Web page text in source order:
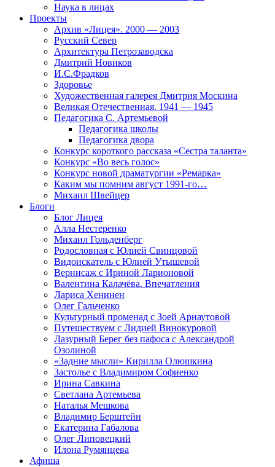
Наука в лицах
Проекты
Архив «Лицея». 2000 — 2003
Русский Север
Архитектура Петрозаводска
Дмитрий Новиков
И.С.Фрадков
Здоровье
Художественная галерея Дмитрия Москина
Великая Отечественная. 1941 — 1945
Педагогика С. Артемьевой
Педагогика школы
Педагогика двора
Конкурс короткого рассказа «Сестра таланта»
Конкурс «Во весь голос»
Конкурс новой драматургии «Ремарка»
Каким мы помним август 1991-го…
Михаил Швейцер
Блоги
Блог Лицея
Алла Нестеренко
Михаил Гольденберг
Родословная с Юлией Свинцовой
Видоискатель с Юлией Утышевой
Вернисаж с Ириной Ларионовой
Валентина Калачёва. Впечатления
Лариса Хенинен
Олег Гальченко
Культурный променад с Зоей Арнаутовой
Путешествуем с Лидией Винокуровой
Лазурный Берег без пафоса с Александрой
Озолиной
«Задние мысли» Кирилла Олюшкина
Застолье с Владимиром Софиенко
Ирина Савкина
Светлана Артемьева
Наталья Мешкова
Владимир Берштейн
Екатерина Габалова
Олег Липовецкий
Илона Румянцева
Афиша